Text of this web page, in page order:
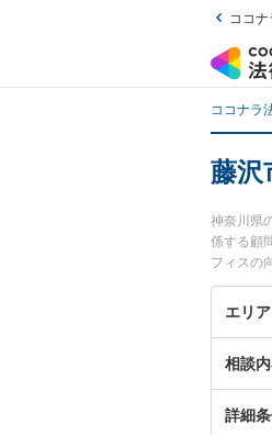
ココナ
ココナラ
藤沢
神奈川県
係する顧
フィスの
『藤沢市
回相談
エリア
相談
詳細